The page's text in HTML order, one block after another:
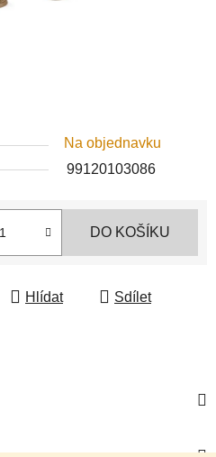
Na objednavku
99120103086
DO KOŠÍKU
Hlídat Sdílet